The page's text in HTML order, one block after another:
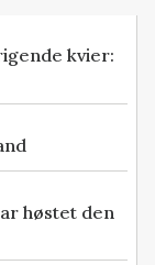
kvier:
høstet den